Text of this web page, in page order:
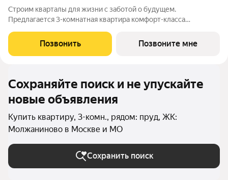
Строим кварталы для жизни с заботой о будущем.
Предлагается 3-комнатная квартира комфорт-класса
в жилом комплексе "Молжаниново".Для тех, кто ценит время,
предлагаем сделать готовую отделку:
Позвонить Позвоните мне
Сохраняйте поиск и не упускайте
новые объявления
Купить квартиру, 3-комн., рядом: пруд, ЖК:
Молжаниново в Москве и МО
Сохранить поиск